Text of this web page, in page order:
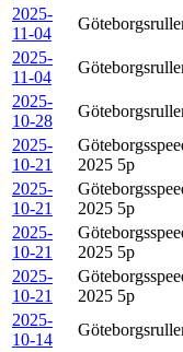
2025-
11-04
2025-
11-04
2025-
10-28
2025-
10-21
2025 5p
2025-
10-21
2025 5p
2025-
10-21
2025 5p
2025-
10-21
2025 5p
2025-
10-14